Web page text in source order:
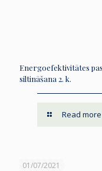
Energoefektivitātes
siltināšana 2. k.
Read more
01/07/2021